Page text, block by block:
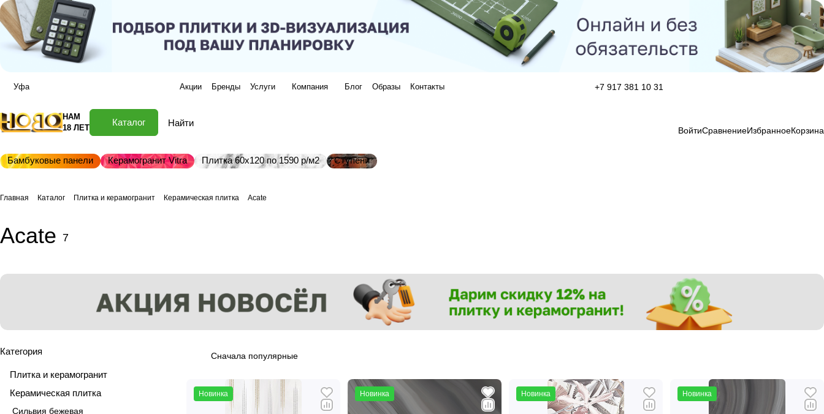
Уфа Акции Бренды Услуги Компания Блог Образы Контакты +7 917 381 10 31
НАМ
18 ЛЕТ
Каталог
ВойтиСравнениеИзбранноеКорзина
Бамбуковые панели Керамогранит Vitra Плитка 60х120 по 1590 р/м2 Ступени
Главная Каталог Плитка и керамогранит Керамическая плитка Acate
Acate 7
Сначала популярные
Новинка Новинка Новинка Новинка
Категория
Плитка и керамогранит
Керамическая плитка
Сильвия бежевая